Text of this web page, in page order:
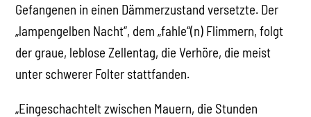
Gefangenen in einen Dämmerzustand versetzte. Der
„lampengelben Nacht“, dem „fahle“(n) Flimmern, folgt
der graue, leblose Zellentag, die Verhöre, die meist
unter schwerer Folter stattfanden.
„Eingeschachtelt zwischen Mauern, die Stunden